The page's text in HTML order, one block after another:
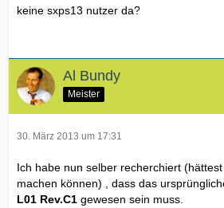
keine sxps13 nutzer da?
Al Bundy
Meister
30. März 2013 um 17:31
Ich habe nun selber recherchiert
machen können) , dass das
L01 Rev.C1 gewesen sein muss.